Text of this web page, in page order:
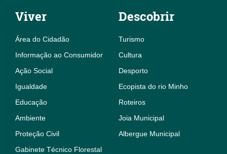
Viver
Área do Cidadão
Informação ao Consumidor
Ação Social
Igualdade
Educação
Ambiente
Proteção Civil
Gabinete Técnico Florestal
Descobrir
Turismo
Cultura
Desporto
Ecopista do rio Minho
Roteiros
Joia Municipal
Albergue Municipal